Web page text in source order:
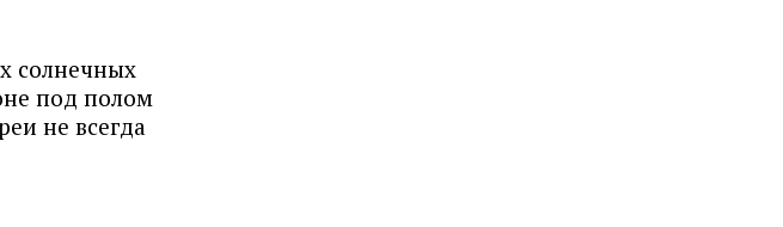
солнечных
под полом
не всегда